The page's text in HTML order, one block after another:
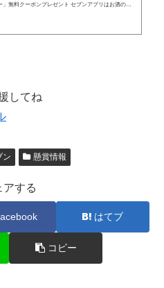
」無料クーポンプレゼント セブンアプリはお酒の無
してね
ン 懸賞情報
アする
はてブ
コピー